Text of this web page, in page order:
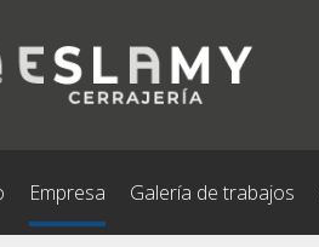
Empresa Galería de trabajos